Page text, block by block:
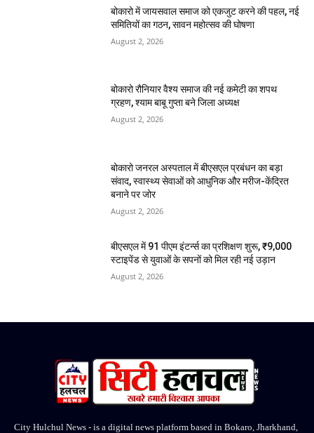
बोकारो में जायसवाल समाज को एकजुट करने की पहल, नई
समितियों का गठन, सावन महोत्सव की घोषणा
August 2, 2026
बोकारो रौनियार वैश्य समाज की नई कमेटी का शपथ
ग्रहण, श्याम बाबू गुप्ता बने जिला अध्यक्ष
August 2, 2026
बोकारो जनरल अस्पताल में बीएसएल प्रबंधन का बड़ा
संवाद, स्वास्थ्य सेवाओं को आधुनिक और मरीज-केंद्रित
बनाने पर जोर
August 2, 2026
बीएसएल में 91 पीएम इंटर्न्स का प्रशिक्षण शुरू, ₹9,000
स्टाइपेंड से युवाओं के सपनों को मिल रही नई उड़ान
August 2, 2026
City Hulchul News - is a digital news platform based in Bokaro, Jharkhand,